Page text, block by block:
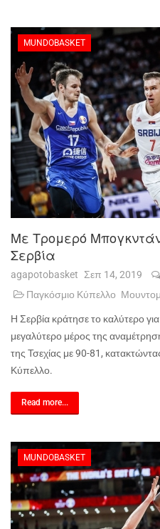
MUNDOBASKET
Με Τρομερό
Σερβία
agapotobasket Σεπ 14, 2019
Παγκόσμιο Κύπελλο
Η Σερβία κράτησε το καλύτερο
μεγαλύτερο μέρος της
της Τσεχίας με 90-81,
Κύπελλο.
Read more...
MUNDOBASKET